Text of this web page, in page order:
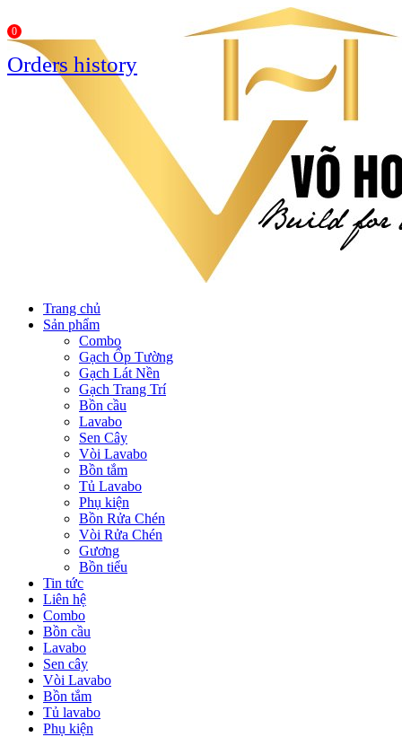
Trang chủ
Sản phẩm
Combo
Gạch Ốp Tường
Gạch Lát Nền
Gạch Trang Trí
Bồn cầu
Lavabo
Sen Cây
Vòi Lavabo
Bồn tắm
Tủ Lavabo
Phụ kiện
Bồn Rửa Chén
Vòi Rửa Chén
Gương
Bồn tiểu
Tin tức
Liên hệ
Combo
Bồn cầu
Lavabo
Sen cây
Vòi Lavabo
Bồn tắm
Tủ lavabo
Phụ kiện
0
Orders history